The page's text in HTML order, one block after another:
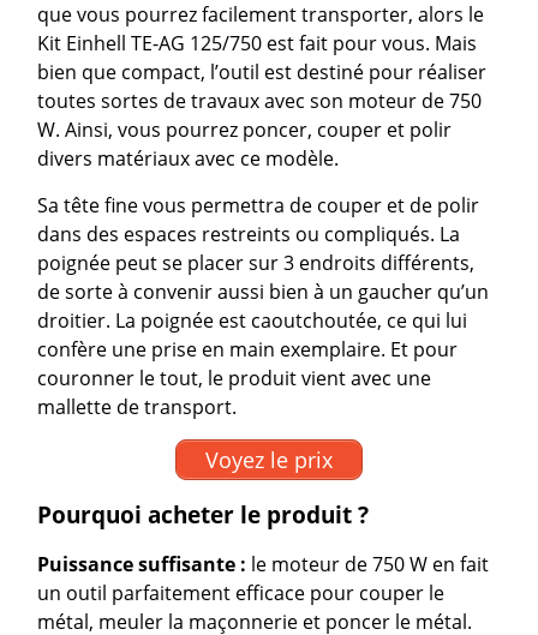
que vous pourrez facilement transporter, alors le
Kit Einhell TE-AG 125/750 est fait pour vous. Mais
bien que compact, l’outil est destiné pour réaliser
toutes sortes de travaux avec son moteur de 750
W. Ainsi, vous pourrez poncer, couper et polir
divers matériaux avec ce modèle.
Sa tête fine vous permettra de couper et de polir
dans des espaces restreints ou compliqués. La
poignée peut se placer sur 3 endroits différents,
de sorte à convenir aussi bien à un gaucher qu’un
droitier. La poignée est caoutchoutée, ce qui lui
confère une prise en main exemplaire. Et pour
couronner le tout, le produit vient avec une
mallette de transport.
Voyez le prix
Pourquoi acheter le produit ?
Puissance suffisante : le moteur de 750 W en fait
un outil parfaitement efficace pour couper le
métal, meuler la maçonnerie et poncer le métal.